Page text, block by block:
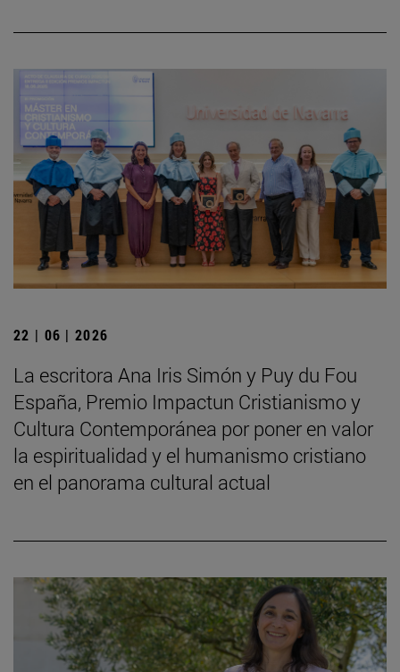
22 | 06 | 2026
La escritora Ana Iris Simón y Puy du Fou
España, Premio Impactun Cristianismo y
Cultura Contemporánea por poner en valor
la espiritualidad y el humanismo cristiano
en el panorama cultural actual